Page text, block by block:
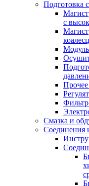
Подготовка
c
Прочее
Смазка и
Соединения